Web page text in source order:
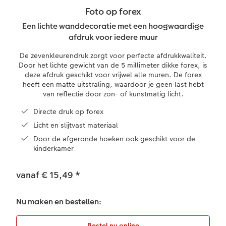
XXL Liggend
Compact Vierkant
Kids
Papiersoorten
Kaftsoorten
Mogelijkheden
Extra's
Mini retro prints
Fine art prints
Mini prints
Foto in lijst
Premium poster
Fotosets
Fotobox
Foto op forex
Foto op hexxas
Meerluik
Alle extra's
Papiersoorten
Om op te schrijven
Met designs
Alle extra's
Textiel
Dierencadeaus
Telefoonhoesjes
Fotogeschenkboxen
Art prints
Trouwkaarten
Verjaardagskaarten
Communiekaarten
Alle thema's
Met reliëfopdruk
Foto op forex
Een lichte wanddecoratie met een hoogwaardige
afdruk voor iedere muur
De zevenkleurendruk zorgt voor perfecte afdrukkwaliteit.
Door het lichte gewicht van de 5 millimeter dikke forex, is
deze afdruk geschikt voor vrijwel alle muren. De forex
heeft een matte uitstraling, waardoor je geen last hebt
van reflectie door zon- of kunstmatig licht.
Directe druk op forex
Licht en slijtvast materiaal
Door de afgeronde hoeken ook geschikt voor de
kinderkamer
vanaf € 15,49 *
Nu maken en bestellen: